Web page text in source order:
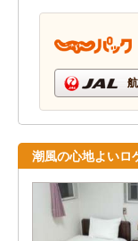
潮風の心地よいロ